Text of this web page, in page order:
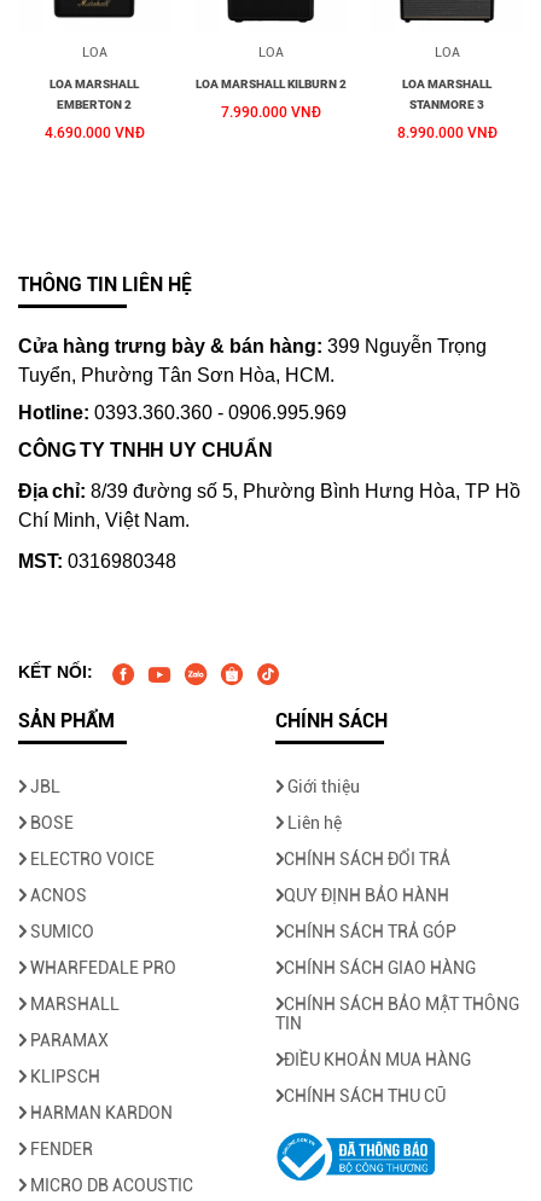
LOA
LOA MARSHALL
EMBERTON 2
4.690.000 VNĐ
LOA
LOA MARSHALL KILBURN 2
7.990.000 VNĐ
LOA
LOA MARSHALL
STANMORE 3
8.990.000 VNĐ
THÔNG TIN LIÊN HỆ
Cửa hàng trưng bày & bán hàng: 399 Nguyễn Trọng
Tuyển, Phường Tân Sơn Hòa, HCM.
Hotline: 0393.360.360 - 0906.995.969
CÔNG TY TNHH UY CHUẨN
Địa chỉ: 8/39 đường số 5, Phường Bình Hưng Hòa, TP Hồ
Chí Minh, Việt Nam.
MST: 0316980348
KẾT NỐI:
SẢN PHẨM
JBL
BOSE
ELECTRO VOICE
ACNOS
SUMICO
WHARFEDALE PRO
MARSHALL
PARAMAX
KLIPSCH
HARMAN KARDON
FENDER
MICRO DB ACOUSTIC
CHÍNH SÁCH
Giới thiệu
Liên hệ
CHÍNH SÁCH ĐỔI TRẢ
QUY ĐỊNH BẢO HÀNH
CHÍNH SÁCH TRẢ GÓP
CHÍNH SÁCH GIAO HÀNG
CHÍNH SÁCH BẢO MẬT THÔNG
TIN
ĐIỀU KHOẢN MUA HÀNG
CHÍNH SÁCH THU CŨ